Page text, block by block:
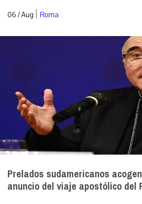
06 / Aug | Roma
Prelados sudamericanos
anuncio del viaje apostólico del